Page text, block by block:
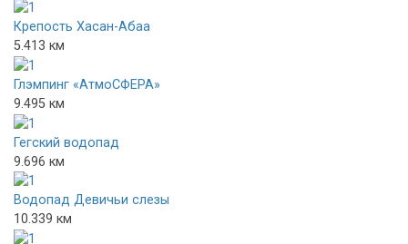
Крепость Хасан-Абаа
5.413 км
Глэмпинг «АтмоСФЕРА»
9.495 км
Гегский водопад
9.696 км
Водопад Девичьи слезы
10.339 км